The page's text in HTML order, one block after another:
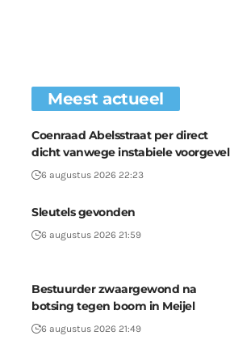
Meest actueel
Coenraad Abelsstraat per direct
dicht vanwege instabiele voorgevel
6 augustus 2026 22:23
Sleutels gevonden
6 augustus 2026 21:59
Bestuurder zwaargewond na
botsing tegen boom in Meijel
6 augustus 2026 21:49